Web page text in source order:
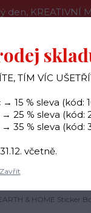
den, KREATIVNÍ
RAZÍTKA
& HOME Sticker
TÍM VÍC
15 % sleva (kód:
25 % sleva (kód:
35 % sleva (kód:
včetně.
Zavřít